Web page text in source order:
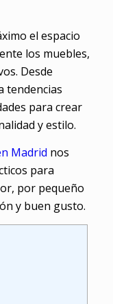
el espacio
los muebles,
Desde
tendencias
para crear
y estilo.
Madrid nos
para
por pequeño
y buen gusto.